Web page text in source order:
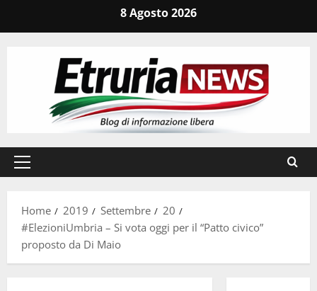
8 Agosto 2026
Menu
Home
2019 Settembre
20
#ElezioniUmbria – Si vota oggi per il “Patto civico”
proposto da Di Maio